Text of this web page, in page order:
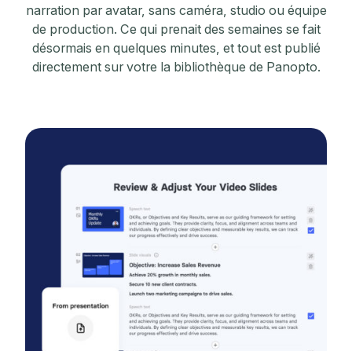
narration par avatar, sans caméra, studio ou équipe
de production. Ce qui prenait des semaines se fait
désormais en quelques minutes, et tout est publié
directement sur votre la bibliothèque de Panopto.